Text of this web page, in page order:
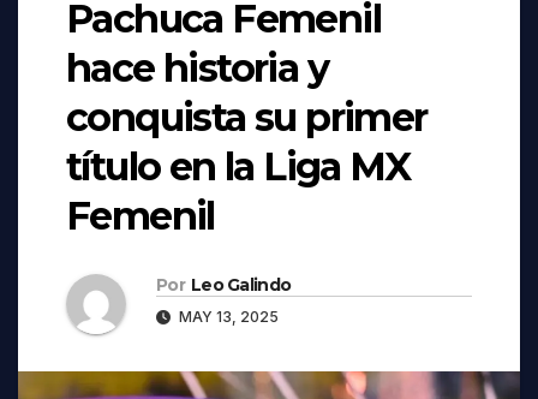
Pachuca Femenil
hace historia y
conquista su primer
título en la Liga MX
Femenil
Por Leo Galindo
MAY 13, 2025